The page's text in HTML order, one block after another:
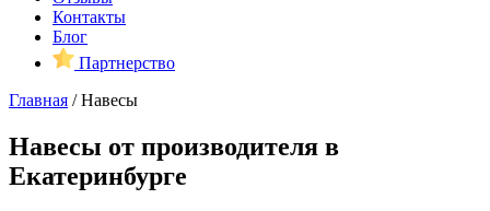
Контакты
Блог
Партнерство
Главная /Навесы
Навесы от производителя в
Екатеринбурге